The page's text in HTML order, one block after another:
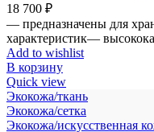
18 700 ₽
— предназначены для
характеристик—
Add to wishlist
В корзину
Quick view
Экокожа/ткань
Экокожа/сетка
Экокожа/искусственная